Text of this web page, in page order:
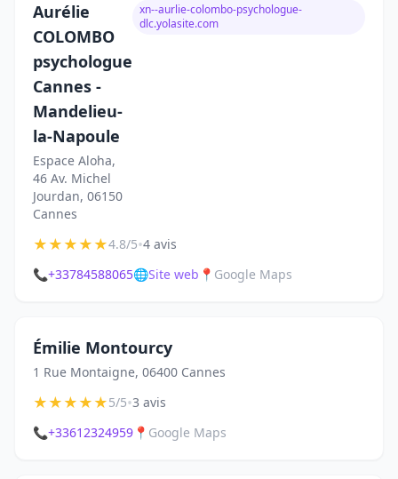
Aurélie
COLOMBO
psychologue
Cannes -
Mandelieu-
la-Napoule
Espace Aloha,
46 Av. Michel
Jourdan, 06150
Cannes
xn--aurlie-colombo-psychologue-
dlc.yolasite.com
★★★★★4.8/5•4 avis
📞+33784588065🌐Site web 📍 Google Maps
Émilie Montourcy
1 Rue Montaigne, 06400 Cannes
★★★★★5/5•3 avis
📞+33612324959 📍 Google Maps